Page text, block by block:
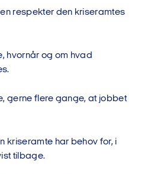
respekter den kriseramtes
hvornår og om hvad
gerne flere gange, at jobbet
kriseramte har behov for, i
tilbage.